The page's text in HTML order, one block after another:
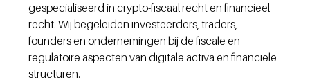
gespecialiseerd in crypto-fiscaal recht en financieel
recht. Wij begeleiden investeerders, traders,
founders en ondernemingen bij de fiscale en
regulatoire aspecten van digitale activa en financiële
structuren.